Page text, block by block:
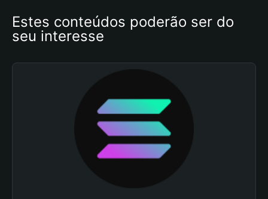
Estes conteúdos poderão ser do
seu interesse